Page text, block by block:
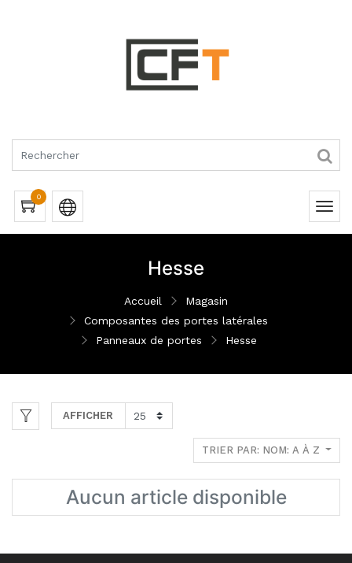
0
Hesse
Accueil
Magasin
Composantes des portes latérales
Panneaux de portes
Hesse
AFFICHER
TRIER PAR: NOM: A À Z
Aucun article disponible